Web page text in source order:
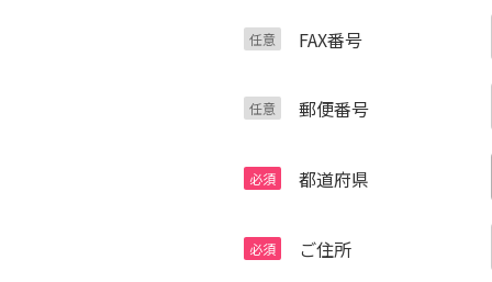
FAX番号
郵便番号
都道府県
ご住所